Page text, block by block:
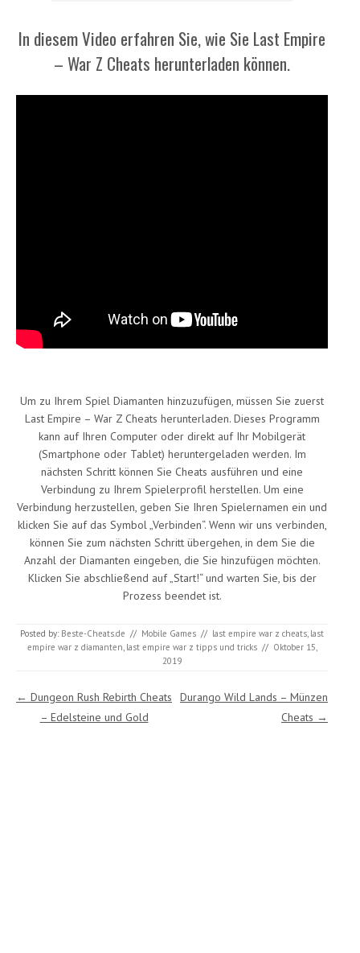
In diesem Video erfahren Sie, wie Sie Last Empire
– War Z Cheats herunterladen können.
Um zu Ihrem Spiel Diamanten hinzuzufügen, müssen Sie zuerst
Last Empire – War Z Cheats herunterladen. Dieses Programm
kann auf Ihren Computer oder direkt auf Ihr Mobilgerät
(Smartphone oder Tablet) heruntergeladen werden. Im
nächsten Schritt können Sie Cheats ausführen und eine
Verbindung zu Ihrem Spielerprofil herstellen. Um eine
Verbindung herzustellen, geben Sie Ihren Spielernamen ein und
klicken Sie auf das Symbol „Verbinden“. Wenn wir uns verbinden,
können Sie zum nächsten Schritt übergehen, in dem Sie die
Anzahl der Diamanten eingeben, die Sie hinzufügen möchten.
Klicken Sie abschließend auf „Start!“ und warten Sie, bis der
Prozess beendet ist.
Posted by: Beste-Cheats.de // Mobile Games // last empire war z cheats, last
empire war z diamanten, last empire war z tipps und tricks // Oktober 15,
2019
Post navigation
← Dungeon Rush Rebirth Cheats
– Edelsteine und Gold
Durango Wild Lands – Münzen
Cheats →